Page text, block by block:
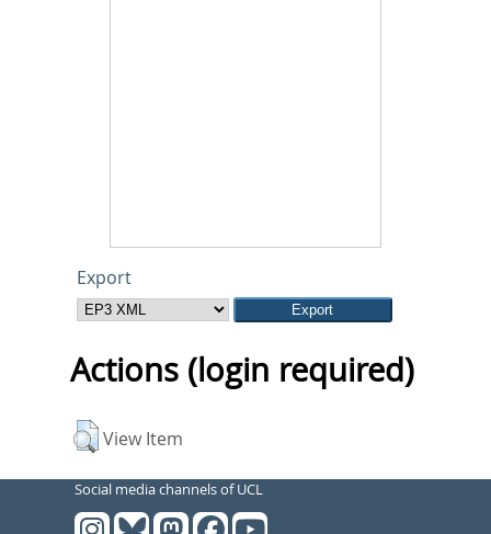
Export
Actions (login required)
View Item
Social media channels of UCL